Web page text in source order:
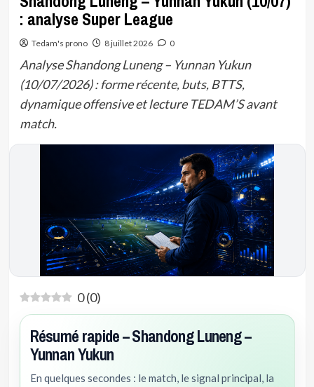
: analyse Super League
Tedam's prono 8 juillet 2026 0
Analyse Shandong Luneng – Yunnan Yukun
(10/07/2026) : forme récente, buts, BTTS,
dynamique offensive et lecture TEDAM’S avant
match.
0(0)
Résumé rapide – Shandong Luneng –
Yunnan Yukun
En quelques secondes : le match, le signal principal, la